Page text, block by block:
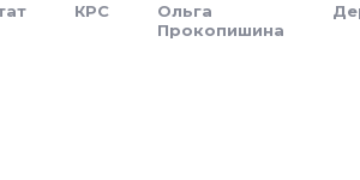
КРС
Ольга
Прокопишина